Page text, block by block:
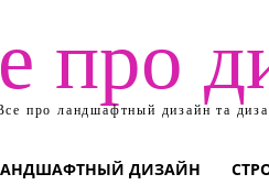
про
про ландшафтный дизайн та
ДИЗАЙН